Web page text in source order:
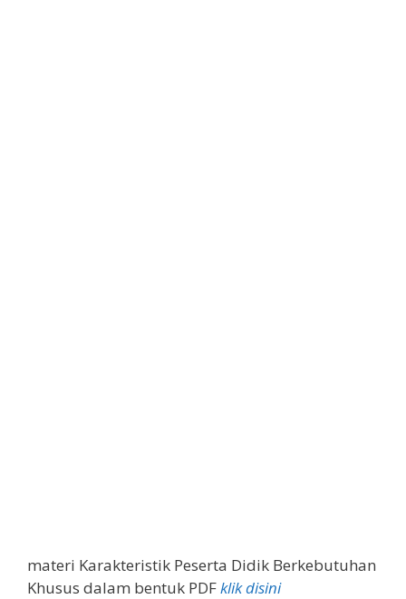
materi Karakteristik Peserta Didik Berkebutuhan
Khusus dalam bentuk PDFklik disini